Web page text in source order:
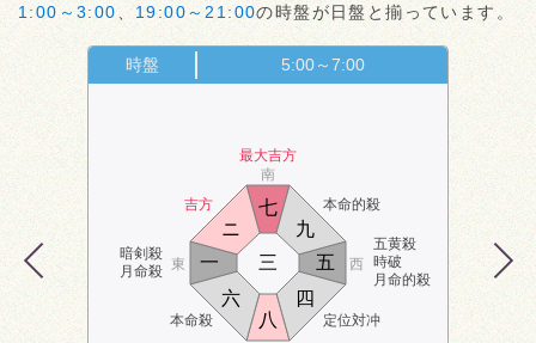
1:00～3:00 19:00～21:00の時盤が日盤と揃っています。
時盤 5:00～7:00
吉方
最大吉方
本命的殺
暗剣殺
月命殺
五黄殺
時破
月命的殺
本命殺 定位対冲
南
東 西
八
九
一
ニ
三
四
五
六
七